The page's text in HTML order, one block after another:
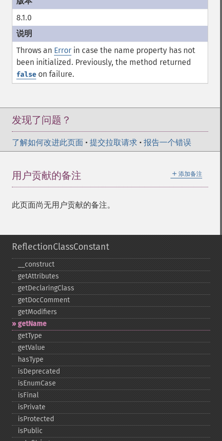
8.1.0
Throws an Error in case the name property has not
been initialized. Previously, the method returned
false on failure.
发现了问题？
了解如何改进此页面 • 提交拉取请求 • 报告一个错误
＋ 添加备注
用户贡献的备注
此页面尚无用户贡献的备注。
ReflectionClassConstant
_​_​construct
getAttributes
getDeclaringClass
getDocComment
getModifiers
getName
getType
getValue
hasType
isDeprecated
isEnumCase
isFinal
isPrivate
isProtected
isPublic